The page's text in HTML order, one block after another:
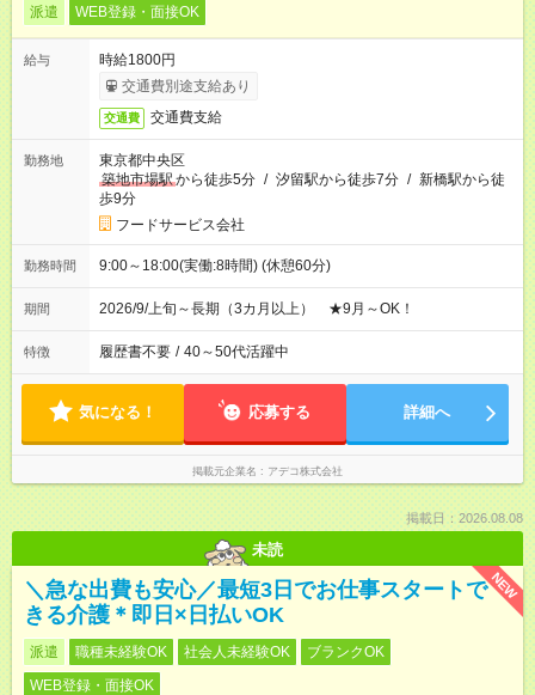
派遣 WEB登録・面接OK
給与
時給1800円
交通費別途支給あり
交通費 交通費支給
勤務地
東京都中央区
築地市場駅から徒歩5分 / 汐留駅から徒歩7分 / 新橋駅から徒
歩9分
フードサービス会社
勤務時間 9:00～18:00(実働:8時間) (休憩60分)
期間 2026/9/上旬～長期（3カ月以上） ★9月～OK！
特徴 履歴書不要 / 40～50代活躍中
気になる！ 応募する 詳細へ
掲載元企業名 アデコ株式会社
掲載日：2026.08.08
未読
NEW
＼急な出費も安心／最短3日でお仕事スタートで
きる介護＊即日×日払いOK
派遣 職種未経験OK 社会人未経験OK
ブランクOK
WEB登録・面接OK